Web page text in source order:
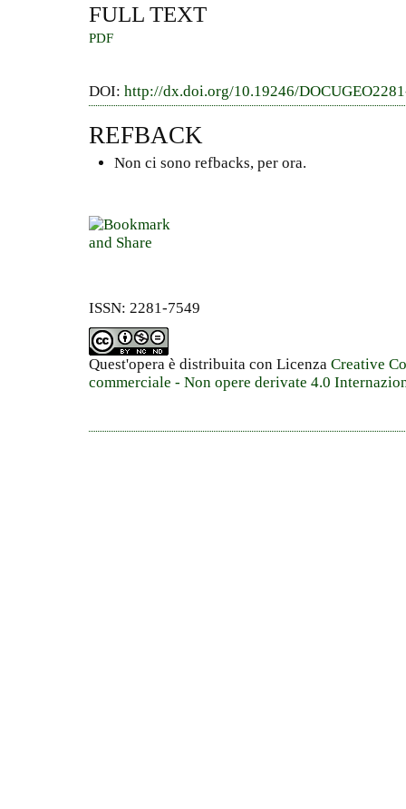
FULL TEXT
PDF
DOI: http://dx.doi.org/10.19246/
REFBACK
Non ci sono refbacks, per ora.
ISSN: 2281-7549
Quest'opera è distribuita con Licenza Creative
commerciale - Non opere derivate 4.0